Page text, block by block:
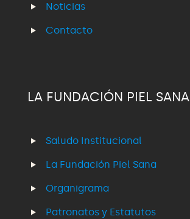
Noticias
Contacto
LA FUNDACIÓN PIEL SANA
Saludo Institucional
La Fundación Piel Sana
Organigrama
Patronatos y Estatutos